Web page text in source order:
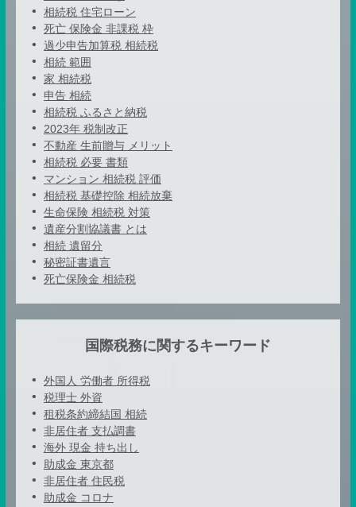
相続税 住宅ローン
死亡 保険金 非課税 枠
過少申告加算税 相続税
相続 範囲
家 相続税
申告 相続
相続税 ふるさと納税
2023年 税制改正
不動産 生前贈与 メリット
相続税 必要 書類
マンション 相続税 評価
相続税 基礎控除 相続放棄
生命保険 相続税 対策
遺産分割協議書 とは
相続 遺留分
秘密証書遺言
死亡保険金 相続税
国際税務に関するキーワード
外国人 労働者 所得税
税理士 外資
租税条約締結国 相続
非居住者 支払調書
海外 現金 持ち出し
助成金 東京都
非居住者 住民税
助成金 コロナ